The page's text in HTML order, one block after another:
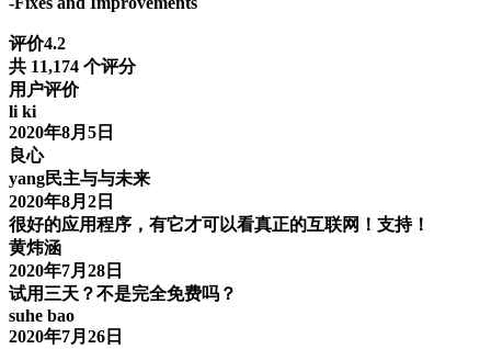
评价4.2
共 11,174 个评分
用户评价
li ki
2020年8月5日
良心
yang民主与与未来
2020年8月2日
很好的应用程序，有它才可以看真正的互联网！支持！
黄炜涵
2020年7月28日
试用三天？不是完全免费吗？
suhe bao
2020年7月26日